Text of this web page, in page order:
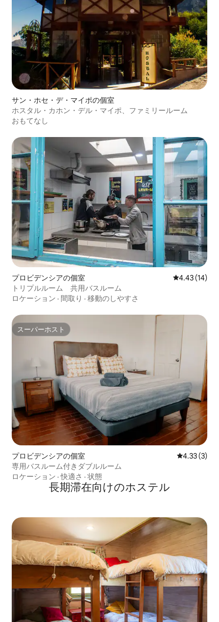
サン・ホセ・デ・マイポの個室
ホスタル・カホン・デル・マイポ、ファミリールーム
おもてなし
プロビデンシアの個室 レビュー14
4.43 (14)
トリプルルーム 共用バスルーム
ロケーション · 間取り · 移動のしやすさ
スーパーホスト
スーパーホスト
プロビデンシアの個室 レビュー3
4.33 (3)
専用バスルーム付きダブルルーム
ロケーション ·快適さ · 状態
長期滞在向けのホステル